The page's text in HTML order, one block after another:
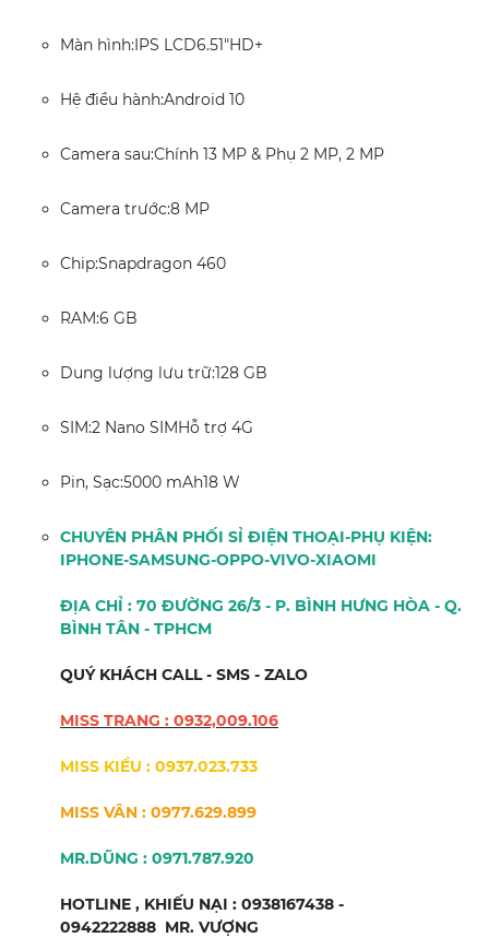
Màn hình:IPS LCD6.51"HD+
Hệ điều hành:Android 10
Camera sau:Chính 13 MP & Phụ 2 MP, 2 MP
Camera trước:8 MP
Chip:Snapdragon 460
RAM:6 GB
Dung lượng lưu trữ:128 GB
SIM:2 Nano SIMHỗ trợ 4G
Pin, Sạc:5000 mAh18 W
CHUYÊN PHÂN PHỐI SỈ ĐIỆN THOẠI-PHỤ KIỆN:
IPHONE-SAMSUNG-OPPO-VIVO-XIAOMI
ĐỊA CHỈ : 70 ĐƯỜNG 26/3 - P. BÌNH HƯNG HÒA - Q.
BÌNH TÂN - TPHCM
QUÝ KHÁCH CALL - SMS - ZALO
MISS TRANG : 0932,009.106
MISS KIỀU : 0937.023.733
MISS VÂN : 0977.629.899
MR.DŨNG : 0971.787.920
HOTLINE , KHIẾU NẠI : 0938167438 -
0942222888 MR. VƯỢNG